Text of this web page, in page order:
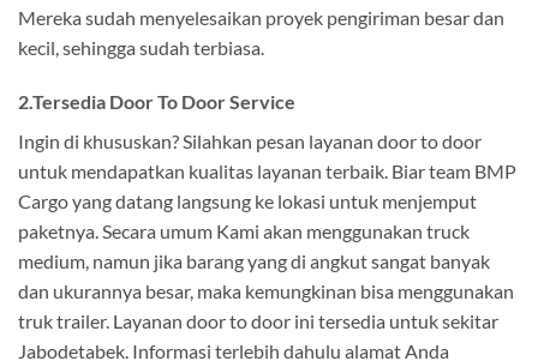
Mereka sudah menyelesaikan proyek pengiriman besar dan
kecil, sehingga sudah terbiasa.
2.Tersedia Door To Door Service
Ingin di khususkan? Silahkan pesan layanan door to door
untuk mendapatkan kualitas layanan terbaik. Biar team BMP
Cargo yang datang langsung ke lokasi untuk menjemput
paketnya. Secara umum Kami akan menggunakan truck
medium, namun jika barang yang di angkut sangat banyak
dan ukurannya besar, maka kemungkinan bisa menggunakan
truk trailer. Layanan door to door ini tersedia untuk sekitar
Jabodetabek. Informasi terlebih dahulu alamat Anda